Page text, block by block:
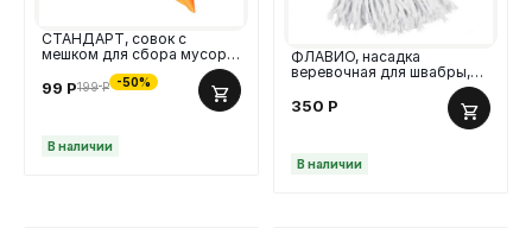
СТАНДАРТ, совок с
мешком для сбора мусора,
мешок, 50 см
99 Р199 Р -50%
В наличии
ФЛАВИО, насадка
веревочная для швабры,
350 Р
В наличии